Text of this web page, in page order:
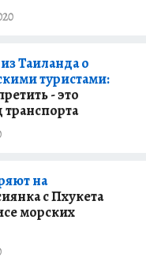
Таиланда о
туристами:
- это
на
с Пхукета
морских